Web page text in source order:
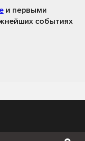
и первыми
событиях